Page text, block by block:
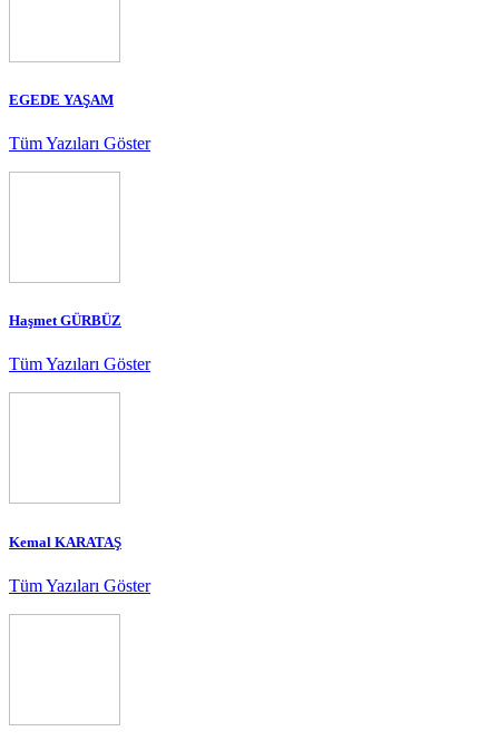
EGEDE YAŞAM
Tüm Yazıları Göster
Haşmet GÜRBÜZ
Tüm Yazıları Göster
Kemal KARATAŞ
Tüm Yazıları Göster